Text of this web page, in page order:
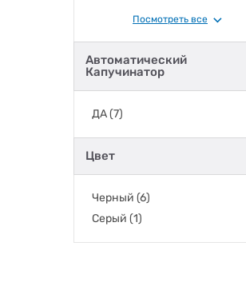
Посмотреть все
Автоматический
Капучинатор
ДА(7)
Цвет
Черный (6)
Серый (1)